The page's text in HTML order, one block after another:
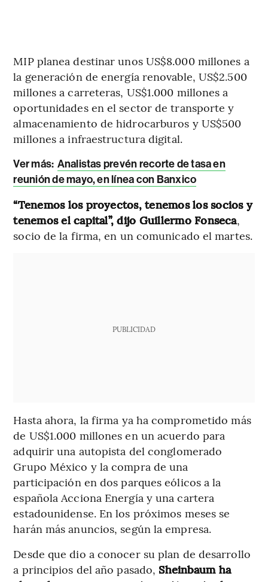
MIP planea destinar unos US$8.000 millones a
la generación de energía renovable, US$2.500
millones a carreteras, US$1.000 millones a
oportunidades en el sector de transporte y
almacenamiento de hidrocarburos y US$500
millones a infraestructura digital.
Ver más: Analistas prevén recorte de tasa en
reunión de mayo, en línea con Banxico
“Tenemos los proyectos, tenemos los socios y
tenemos el capital”, dijo Guillermo Fonseca,
socio de la firma, en un comunicado el martes.
PUBLICIDAD
Hasta ahora, la firma ya ha comprometido más
de US$1.000 millones en un acuerdo para
adquirir una autopista del conglomerado
Grupo México y la compra de una
participación en dos parques eólicos a la
española Acciona Energía y una cartera
estadounidense. En los próximos meses se
harán más anuncios, según la empresa.
Desde que dio a conocer su plan de desarrollo
a principios del año pasado, Sheinbaum ha